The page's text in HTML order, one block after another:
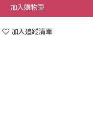
加入購物車
加入追蹤清單